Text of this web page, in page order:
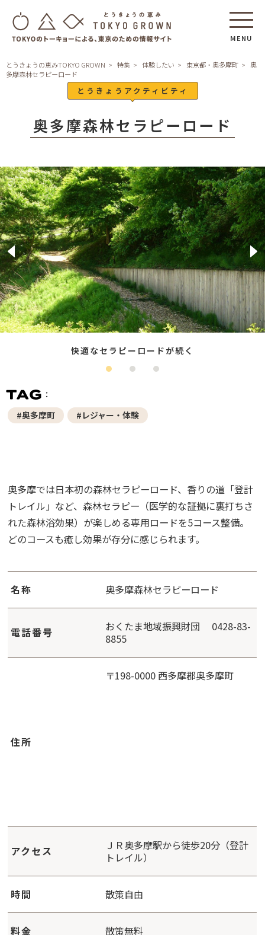
MENU
とうきょうの恵みTOKYO GROWN 特集 体験したい 東京都・奥多摩町
奥
多摩森林セラピーロード
とうきょうアクティビティ
奥多摩森林セラピーロード
快適なセラピーロードが続く
#奥多摩町 #レジャー・体験
奥多摩では日本初の森林セラピーロード、香りの道「登計
トレイル」など、森林セラピー（医学的な証拠に裏打ちさ
れた森林浴効果）が楽しめる専用ロードを5コース整備。
どのコースも癒し効果が存分に感じられます。
名称 奥多摩森林セラピーロード
電話番号
おくたま地域振興財団 0428-83-
8855
住所
〒198-0000 西多摩郡奥多摩町
アクセス
ＪＲ奥多摩駅から徒歩20分（登計
トレイル）
時間 散策自由
料金 散策無料